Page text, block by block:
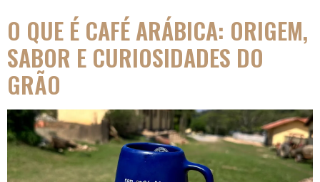
O QUE É CAFÉ ARÁBICA: ORIGEM,
SABOR E CURIOSIDADES DO
GRÃO